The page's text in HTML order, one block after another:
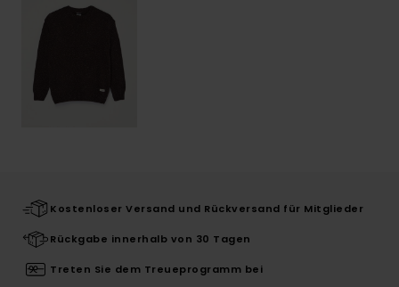
Kostenloser Versand und Rückversand für Mitglieder
Rückgabe innerhalb von 30 Tagen
Treten Sie dem Treueprogramm bei